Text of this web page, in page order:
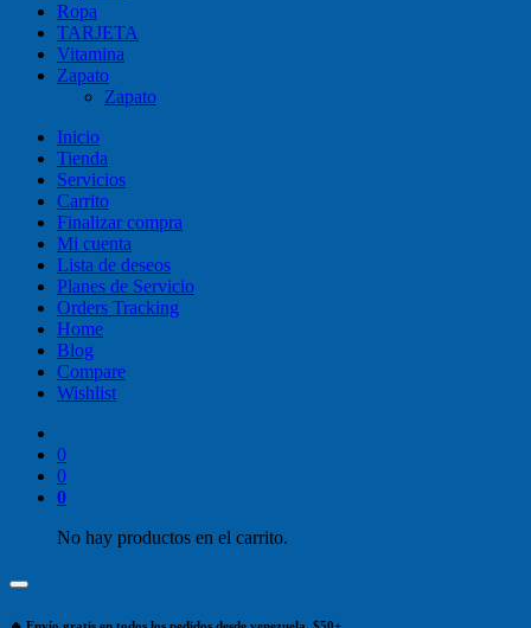
Ropa
TARJETA
Vitamina
Zapato
Zapato
Inicio
Tienda
Servicios
Carrito
Finalizar compra
Mi cuenta
Lista de deseos
Planes de Servicio
Orders Tracking
Home
Blog
Compare
Wishlist
0
0
0
No hay productos en el carrito.